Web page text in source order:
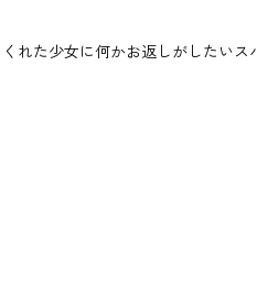
れた少女に何かお返しがしたいス